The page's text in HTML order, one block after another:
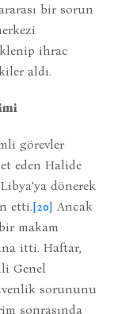
bir sorun
ihrac
aldı.
görevler
eden Halide
dönerek
etti.[20] Ancak
makam
itti. Haftar,
Genel
sorununu
sonrasında